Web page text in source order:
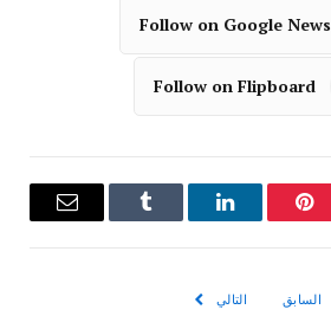
Follow on Google News
Follow on Flipboard
بينتيريستلينكدإن Tumblr
البريد
السابق التالي